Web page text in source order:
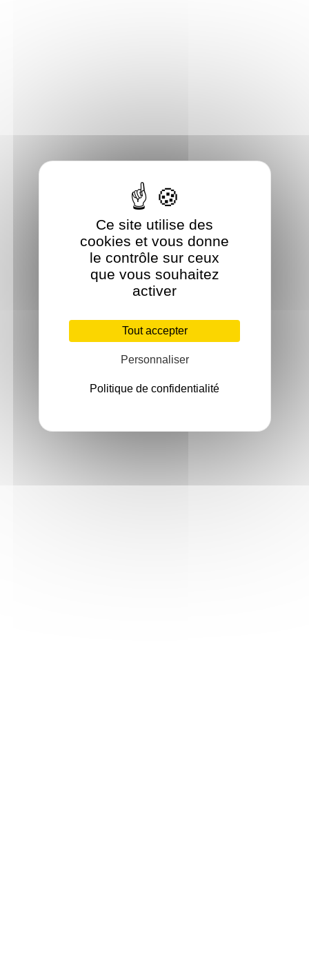
Ce site utilise des
cookies et vous donne
le contrôle sur ceux
que vous souhaitez
activer
Tout accepter
Personnaliser
Politique de confidentialité